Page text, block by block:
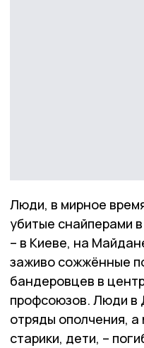
Люди, в мирное
убитые снайперами
– в Киеве, на
заживо сожжённые
бандеровцев в
профсоюзов. Люди в
отряды ополчения,
старики, дети, –